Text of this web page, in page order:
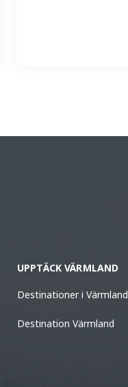
UPPTÄCK VÄRMLAND
Destinationer i Värmland
Destination Värmland